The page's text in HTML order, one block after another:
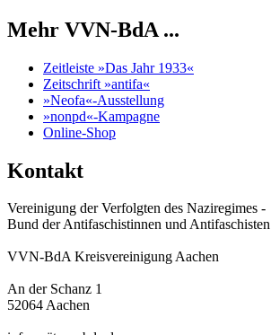
Mehr VVN-BdA ...
Zeitleiste »Das Jahr 1933«
Zeitschrift »antifa«
»Neofa«-Ausstellung
»nonpd«-Kampagne
Online-Shop
Kontakt
Vereinigung der Verfolgten des Naziregimes -
Bund der Antifaschistinnen und Antifaschisten
VVN-BdA Kreisvereinigung Aachen
An der Schanz 1
52064 Aachen